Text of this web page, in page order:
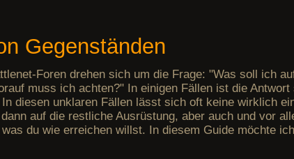
Gegenständen
Foren drehen sich um die Frage: "Was soll ich
muss ich achten?" In einigen Fällen ist die
diesen unklaren Fällen lässt sich oft keine wirklich
auf die restliche Ausrüstung, aber auch und vor
du wie erreichen willst. In diesem Guide möchte